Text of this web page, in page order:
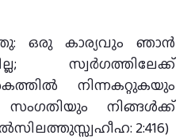
സ്വര്‍ഗത്തിലേക്ക്
നിന്നകറ്റുകയും
നിങ്ങള്‍ക്ക്
2:416)